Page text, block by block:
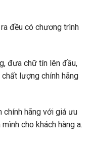
đều có chương trình
đưa chữ tín lên đầu,
lượng chính hãng
chính hãng với giá ưu
cho khách hàng a.